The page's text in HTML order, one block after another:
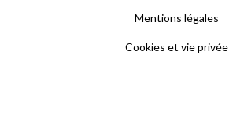
Mentions légales
Cookies et vie privée